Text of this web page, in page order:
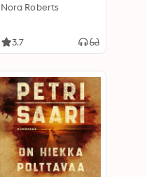
Nora Roberts
3.7